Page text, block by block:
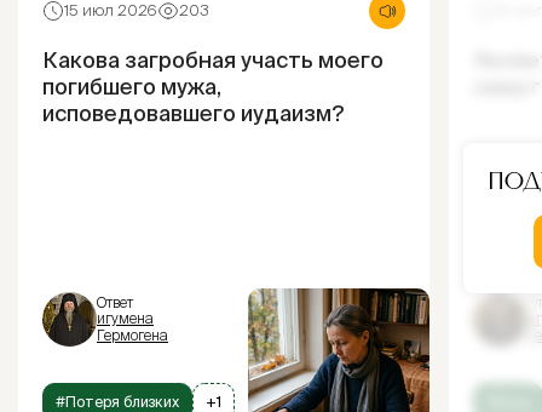
15 июл 2026 203
Какова загробная участь моего
погибшего мужа,
исповедовавшего иудаизм?
Ответ
игумена
Гермогена
#Потеря близких +1